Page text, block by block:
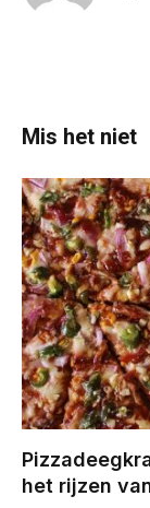
Mis het niet
het rijzen